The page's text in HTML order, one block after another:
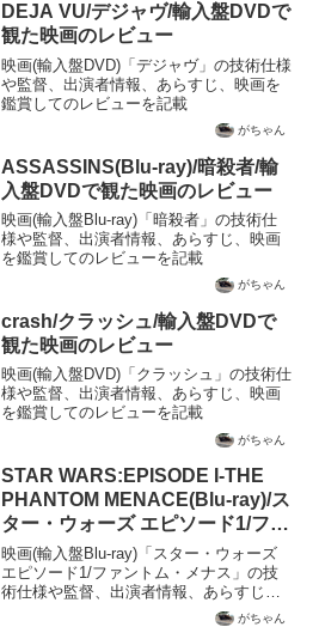
DEJA VU/デジャヴ/輸入盤DVDで
観た映画のレビュー
映画(輸入盤DVD)「デジャヴ」の技術仕様
や監督、出演者情報、あらすじ、映画を
鑑賞してのレビューを記載
がちゃん
ASSASSINS(Blu-ray)/暗殺者/輸
入盤DVDで観た映画のレビュー
映画(輸入盤Blu-ray)「暗殺者」の技術仕
様や監督、出演者情報、あらすじ、映画
を鑑賞してのレビューを記載
がちゃん
crash/クラッシュ/輸入盤DVDで
観た映画のレビュー
映画(輸入盤DVD)「クラッシュ」の技術仕
様や監督、出演者情報、あらすじ、映画
を鑑賞してのレビューを記載
がちゃん
STAR WARS:EPISODE I-THE
PHANTOM MENACE(Blu-ray)/ス
ター・ウォーズ エピソード1/ファ
ントム・メナス/輸入盤DVDで観
た映画のレビュー
映画(輸入盤Blu-ray)「スター・ウォーズ
エピソード1/ファントム・メナス」の技
術仕様や監督、出演者情報、あらすじ、
映画を鑑賞してのレビューを記載
がちゃん